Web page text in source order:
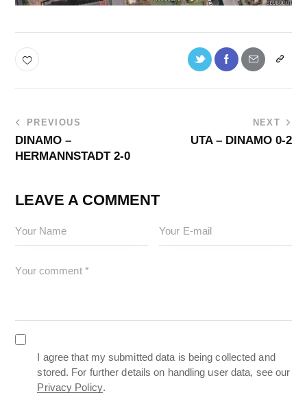
PREVIOUS
DINAMO –
HERMANNSTADT 2-0
NEXT
UTA – DINAMO 0-2
LEAVE A COMMENT
I agree that my submitted data is being collected and
stored. For further details on handling user data, see our
Privacy Policy.